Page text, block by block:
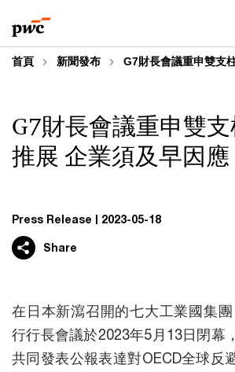
to
content
to
footer
首頁 新聞發布 G7財長會議重申雙支
G7財長會議重申雙
推展 企業須及早因應
Press Release 2023-05-18
Share
在日本新瀉召開的七大工業國集
行行長會議於2023年5月13日閉幕
共同發表公報表達對OECD全球反